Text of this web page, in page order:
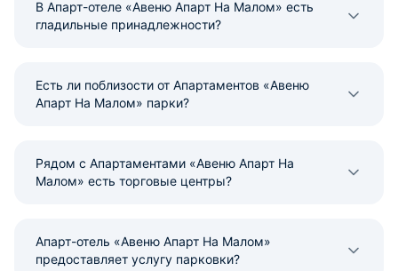
В Апарт-отеле «Авеню Апарт На Малом» есть
гладильные принадлежности?
Есть ли поблизости от Апартаментов «Авеню
Апарт На Малом» парки?
Рядом с Апартаментами «Авеню Апарт На
Малом» есть торговые центры?
Апарт-отель «Авеню Апарт На Малом»
предоставляет услугу парковки?